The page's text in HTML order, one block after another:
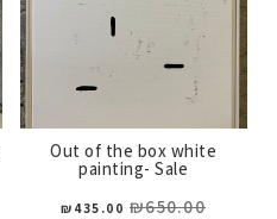
Out of the box white
painting- Sale
₪650.00
₪ 435.00